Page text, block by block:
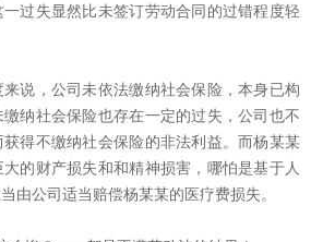
过失显然比未签订劳动合同的过错程度轻
说，公司未依法缴纳社会保险，本身已构
纳社会保险也存在一定的过失，公司也不
得不缴纳社会保险的非法利益。而杨某某
的财产损失和和精神损害，哪怕是基于人
由公司适当赔偿杨某某的医疗费损失。